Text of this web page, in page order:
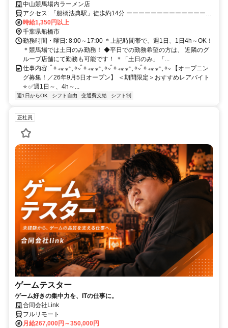
型・髪色自由⭐️未経験OK＆履歴書不要！⏩️バイトデビュー大歓迎
中山競馬場内ラーメン店
アクセス: 「船橋法典駅」徒歩約14分 ーーーーーーーーーーーーーー
ーーーーーー
時給1,350円以上
千葉県船橋市
勤務時間・曜日: 8:00～17:00 ＊上記時間帯で、週1日、1日4h～OK！
＊競馬場では土日のみ勤務！ ◆平日での勤務希望の方は、 近隣のグ
ループ店舗にて勤務も可能です！ ＊「土日のみ」「...
仕事内容: ˚✧₊⁎ ⁎⁺˳✧༚˚✧₊⁎ ⁎⁺˳✧༚˚✧₊⁎ ⁎⁺˳✧༚˚✧₊⁎ ⁎⁺˳✧༚ 【オープニン
グ募集！／26年9月5日オープン】 ＜期間限定＞おすすめレアバイト
⭐️ ✅️週1日～、4h～...
週1日からOK シフト自由 交通費支給 シフト制
正社員
ゲームテスター
ゲーム好きの集中力を、ITの仕事に。
合同会社Link
フルリモート
月給267,000円～350,000円